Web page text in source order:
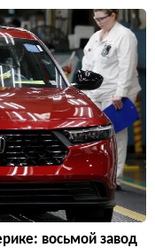
восьмой завод